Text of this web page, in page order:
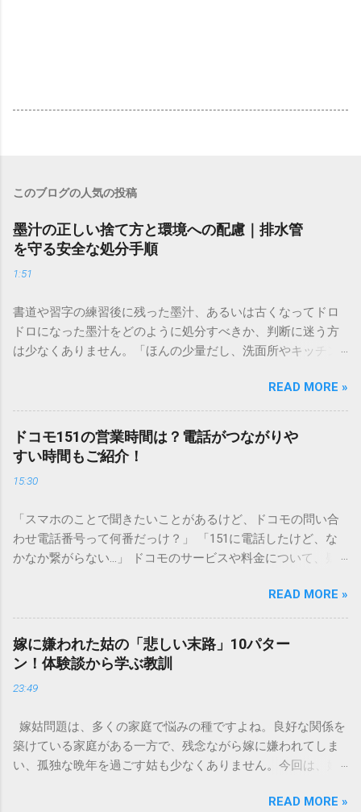
このブログの人気の投稿
墨汁の正しい捨て方と環境への配慮｜排水管
を守る安全な処分手順
1:51
書道や習字の練習後に残った墨汁、あるいは古くなってドロ
ドロになった墨汁をどのように処分すべきか、判断に迷う方
は少なくありません。「ほんの少量だし、洗面所やキッチン
と、実は予期せぬトラブルを招く原因となります。 墨汁は、
一般的な生活排水とは性質が大きく異なります。そのまま排
水口へ流すことは環境負荷だけでなく、ご自宅の排水設備を
傷める可能性も高いため、非常に危険です。この記事では、
墨汁を安全かつ環境に優しい方法で処分するための手順と、
容器を適切に分別する方法を徹底解説します。 墨汁を「排水
す）」と「膠（にかわ）」、そして水です。これらは非常に
微細かつ独特の粘性を持っているため、下水処理や配管維持
の観点から以下の問題が発生します。 1. 環境への深刻な負荷
施設であっても、これらの微粒子を完全に分解・除去するこ
とは容易ではありません。大量に流し続けると河川や海まで
到達し、水質の濁りや生態系へ悪影響を及ぼすリスクがあり
ます。 2. 排水管の詰まりと劣化 墨汁の粘度を保っている「膠
め、深刻な詰まりを引き起こします。特に築年数が経過した
住宅では配管トラブルが起きやすく、修理費用が高額になる
ケースも珍しくありません。 3. 頑固なシミと汚れの沈着 陶器
やホーロー製のシンクに墨汁が付着すると、細かい粒子が素
材の隙間に入り込み、取れない黒ずみとなります。一度素材
READ MORE »
ドコモ151の営業時間は？電話がつながりや
すい時間もご紹介！
15:30
「スマホのことで聞きたいことがあるけど、ドコモの問い合
わせ電話番号って何番だっけ？」 「151に電話したけど、な
かなか繋がらない…」 ドコモのサービスや料金について、疑
ンフォメーションセンター」の専用電話番号「151」ですよ
ね。 でも、「 ドコモ151は何時まで 営業しているの？」「
151は何時から 受付可能なの？」と営業時間がわからず、な
かなか電話ができない方もいるかもしれません。 この記事で
は、ドコモ151の営業時間や、電話が繋がりやすい時間帯、さ
らには電話がつながらない時の対処法をわかりやすく解説し
言うと、ドコモのインフォメーションセンター「151」の受付
時間は、 午前9時から午後8時まで です。 年中無休で、土日
祝日も営業しています。「 151 営業時間 」を気にする際、ま
READ MORE »
嫁に嫌われた姑の「悲しい末路」10パター
ン！体験談から学ぶ教訓
23:49
嫁姑問題は、多くの家庭で悩みの種ですよね。良好な関係を
築けている家庭がある一方で、残念ながら嫁に嫌われてしま
い、孤独な晩年を過ごす姑も少なくありません。今回は、嫁
を10パターンご紹介します。実体験に基づいたエピソードも
READ MORE »